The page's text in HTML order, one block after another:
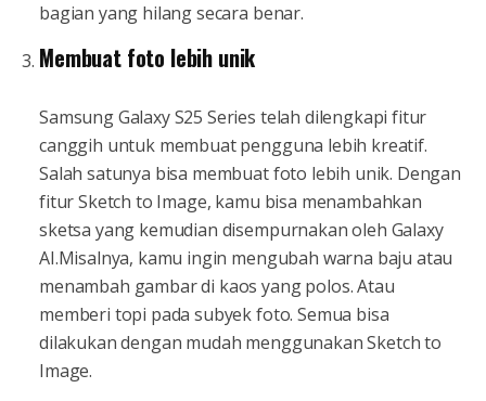
bagian yang hilang secara benar.
Membuat foto lebih unik
Samsung Galaxy S25 Series telah dilengkapi fitur
canggih untuk membuat pengguna lebih kreatif.
Salah satunya bisa membuat foto lebih unik. Dengan
fitur Sketch to Image, kamu bisa menambahkan
sketsa yang kemudian disempurnakan oleh Galaxy
AI.Misalnya, kamu ingin mengubah warna baju atau
menambah gambar di kaos yang polos. Atau
memberi topi pada subyek foto. Semua bisa
dilakukan dengan mudah menggunakan Sketch to
Image.